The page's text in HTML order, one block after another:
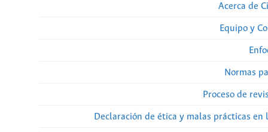
Acerca de
Equipo y
Normas
Proceso de
Declaración de ética y malas prácticas en